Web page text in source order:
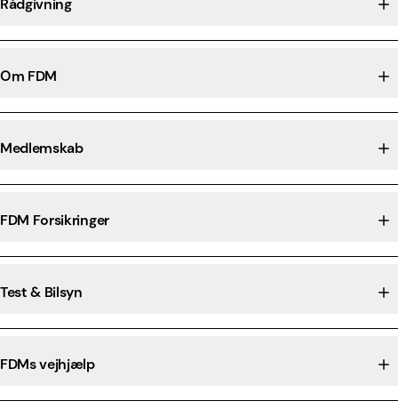
Rådgivning
Om FDM
Medlemskab
FDM Forsikringer
Test & Bilsyn
FDMs vejhjælp